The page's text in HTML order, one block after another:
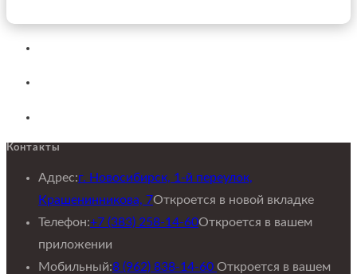
Контакты
Адрес:г. Новосибирск, 1-й переулок,
Крашенинникова, 7Откроется в новой вкладке
Телефон:+7 (383) 258-14-60Откроется в вашем
приложении
Мобильный:8 (962) 838-14-60 Откроется в вашем